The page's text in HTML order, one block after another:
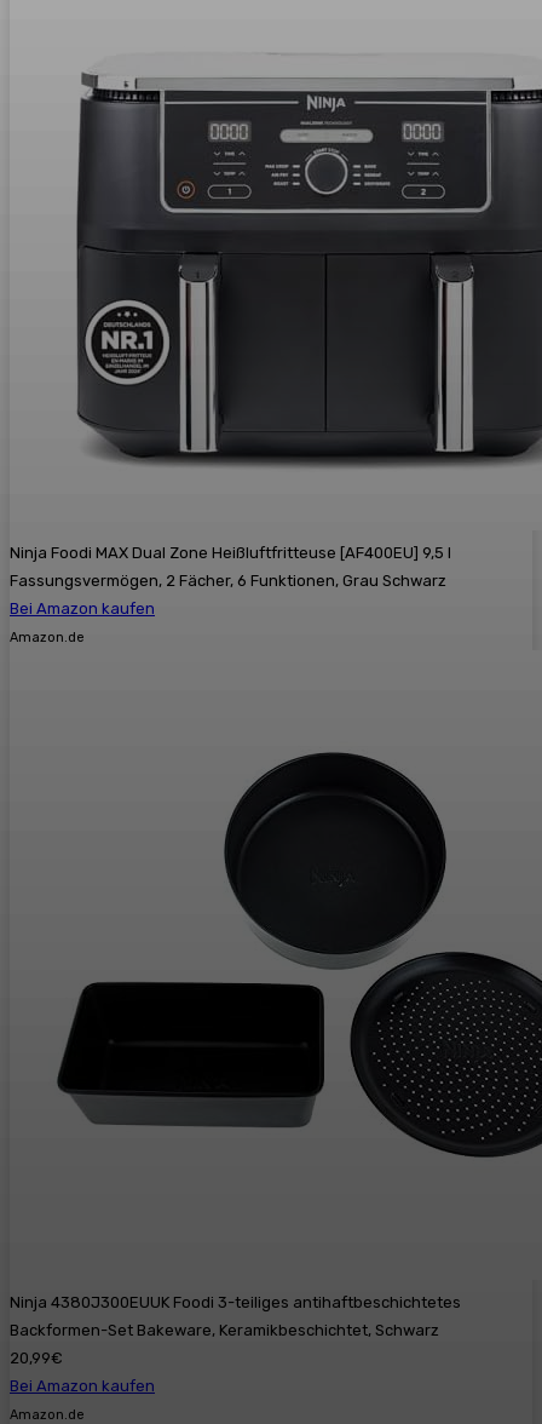
Ninja Foodi MAX Dual Zone Heißluftfritteuse [AF400EU] 9,5 l
Fassungsvermögen, 2 Fächer, 6 Funktionen, Grau Schwarz
Bei Amazon kaufen
Amazon.de
Ninja 4380J300EUUK Foodi 3-teiliges antihaftbeschichtetes
Backformen-Set Bakeware, Keramikbeschichtet, Schwarz
20,99€
Bei Amazon kaufen
Amazon.de